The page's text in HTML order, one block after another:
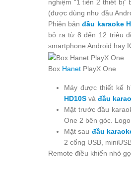
nghiệm “1 tiền 2 thiết
(được dùng như đầu
Phiên bảnđầu karaoke
bỏ ra từ 8 đến 12 triệu
smartphone Android hay
Box Hanet PlayX One
Máy được thiết kế
HD10S và đầu
Mặt trước đầu
One 2 bên góc. Logo
Mặt sau đầu
2 cổng USB,
Remote điều khiển nhỏ